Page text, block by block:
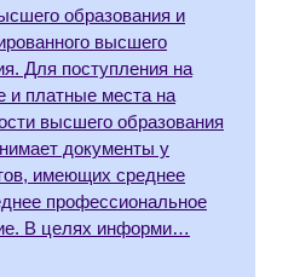
образования и
высшего
Для поступления на
и платные места на
высшего образования
документы у
имеющих среднее
профессиональное
В целях информи…